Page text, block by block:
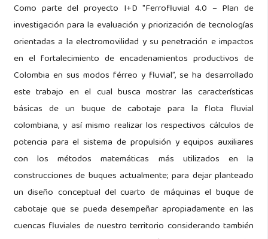
Como parte del proyecto I+D "Ferrofluvial 4.0 – Plan de
investigación para la evaluación y priorización de tecnologías
orientadas a la electromovilidad y su penetración e impactos
en el fortalecimiento de encadenamientos productivos de
Colombia en sus modos férreo y fluvial”, se ha desarrollado
este trabajo en el cual busca mostrar las características
básicas de un buque de cabotaje para la flota fluvial
colombiana, y así mismo realizar los respectivos cálculos de
potencia para el sistema de propulsión y equipos auxiliares
con los métodos matemáticas más utilizados en la
construcciones de buques actualmente; para dejar planteado
un diseño conceptual del cuarto de máquinas el buque de
cabotaje que se pueda desempeñar apropiadamente en las
cuencas fluviales de nuestro territorio considerando también